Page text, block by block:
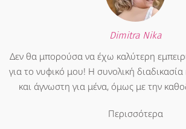
Dimitra Nika
Δεν θα μπορούσα να έχω καλύτερη
για το νυφικό μου! Η συνολική
και άγνωστη για μένα, όμως με την
Περισσότερα